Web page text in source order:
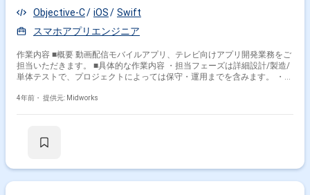
Objective-C
iOS
Swift
スマホアプリエンジニア
作業内容 ■概要 動画配信モバイルアプリ、テレビ向けアプリ開発業務をご
担当いただきます。 ■具体的な作業内容 ・担当フェーズは詳細設計/製造/
単体テストで、プロジェクトによっては保守・運用までを含みます。 ・複
ェクトによって基本設計、技術担当として顧客MTG同席の可能性がありま
ュニケーション
4年前・ 提供元: Midworks